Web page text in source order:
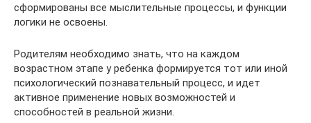
сформированы все мыслительные процессы, и функции
логики не освоены.
Родителям необходимо знать, что на каждом
возрастном этапе у ребенка формируется тот или иной
психологический познавательный процесс, и идет
активное применение новых возможностей и
способностей в реальной жизни.